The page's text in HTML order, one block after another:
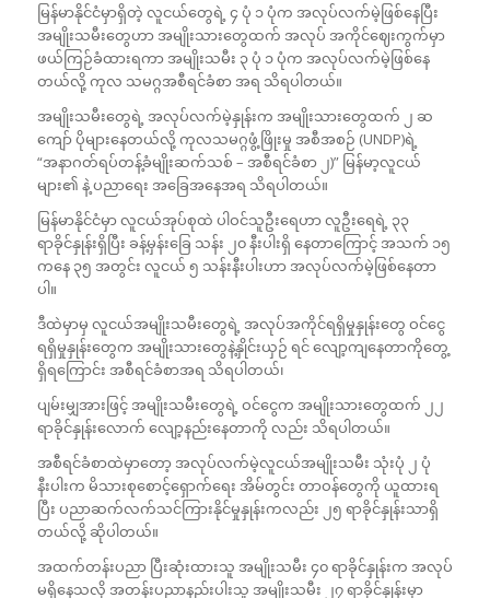
မြန်မာနိုင်ငံမှာရှိတဲ့ လူငယ်တွေရဲ့ ၄ ပုံ ၁ ပုံက အလုပ်လက်မဲ့ဖြစ်နေပြီး
အမျိုးသမီးတွေဟာ အမျိုးသားတွေထက် အလုပ် အကိုင်ဈေးကွက်မှာ
ဖယ်ကြဉ်ခံထားရကာ အမျိုးသမီး ၃ ပုံ ၁ ပုံက အလုပ်လက်မဲ့ဖြစ်နေ
တယ်လို့ ကုလ သမဂ္ဂအစီရင်ခံစာ အရ သိရပါတယ်။
အမျိုးသမီးတွေရဲ့ အလုပ်လက်မဲ့နှုန်းက အမျိုးသားတွေထက် ၂ ဆ
ကျော် ပိုများနေတယ်လို့ ကုလသမဂ္ဂဖွံ့ဖြိုးမှု အစီအစဉ် (UNDP)ရဲ့
“အနာဂတ်ရပ်တန့်ခံမျိုးဆက်သစ် – အစီရင်ခံစာ ၂)” မြန်မာ့လူငယ်
များ၏ နဲ့ ပညာရေး အခြေအနေအရ သိရပါတယ်။
မြန်မာနိုင်ငံမှာ လူငယ်အုပ်စုထဲ ပါဝင်သူဦးရေဟာ လူဦးရေရဲ့ ၃၃
ရာခိုင်နှုန်းရှိပြီး ခန့်မှန်းခြေ သန်း ၂၀ နီးပါးရှိ နေတာကြောင့် အသက် ၁၅
ကနေ ၃၅ အတွင်း လူငယ် ၅ သန်းနီးပါးဟာ အလုပ်လက်မဲ့ဖြစ်နေတာ
ပါ။
ဒီထဲမှာမှ လူငယ်အမျိုးသမီးတွေရဲ့ အလုပ်အကိုင်ရရှိမှုနှုန်းတွေ ဝင်ငွေ
ရရှိမှုနှုန်းတွေက အမျိုးသားတွေနဲ့နှိုင်းယှဉ် ရင် လျော့ကျနေတာကိုတွေ့
ရှိရကြောင်း အစီရင်ခံစာအရ သိရပါတယ်၊
ပျမ်းမျှအားဖြင့် အမျိုးသမီးတွေရဲ့ ဝင်ငွေက အမျိုးသားတွေထက် ၂၂
ရာခိုင်နှုန်းလောက် လျော့နည်းနေတာကို လည်း သိရပါတယ်။
အစီရင်ခံစာထဲမှာတော့ အလုပ်လက်မဲ့လူငယ်အမျိုးသမီး သုံးပုံ ၂ ပုံ
နီးပါးက မိသားစုစောင့်ရှောက်ရေး အိမ်တွင်း တာဝန်တွေကို ယူထားရ
ပြီး ပညာဆက်လက်သင်ကြားနိုင်မှုနှုန်းကလည်း ၂၅ ရာခိုင်နှုန်းသာရှိ
တယ်လို့ ဆိုပါတယ်။
အထက်တန်းပညာ ပြီးဆုံးထားသူ အမျိုးသမီး ၄၀ ရာခိုင်နှုန်းက အလုပ်
မရှိနေသလို အတန်းပညာနည်းပါးသူ‌ အမျိုးသမီး ၂၇ ရာခိုင်နှုန်းမှာ